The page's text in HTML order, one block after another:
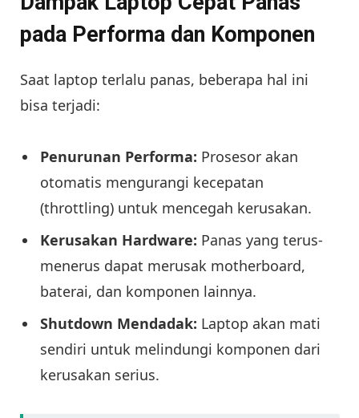
pada Performa dan Komponen
Saat laptop terlalu panas, beberapa hal ini
bisa terjadi:
Penurunan Performa: Prosesor akan
otomatis mengurangi kecepatan
(throttling) untuk mencegah kerusakan.
Kerusakan Hardware: Panas yang terus-
menerus dapat merusak motherboard,
baterai, dan komponen lainnya.
Shutdown Mendadak: Laptop akan mati
sendiri untuk melindungi komponen dari
kerusakan serius.